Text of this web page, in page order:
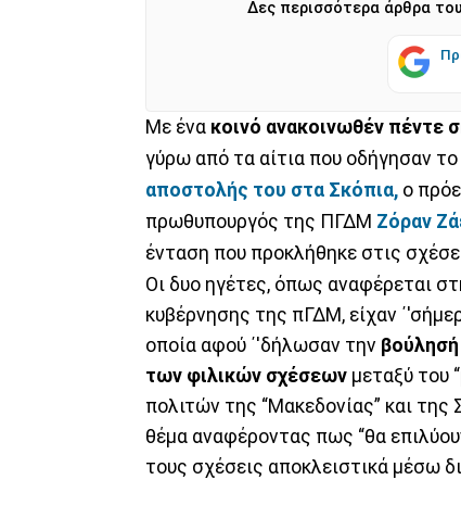
Δες περισσότερα άρθρα
Με ένα κοινό ανακοινωθέν πέντε
γύρω από τα αίτια που οδήγησαν το
αποστολής του στα Σκόπια, ο
πρωθυπουργός της ΠΓΔΜ Ζόραν
ένταση που προκλήθηκε στις
Οι δυο ηγέτες, όπως αναφέρεται
κυβέρνησης της πΓΔΜ, είχαν
οποία αφού ΄'δήλωσαν την βούλησή
των φιλικών σχέσεων μεταξύ του
πολιτών της “Μακεδονίας” και
θέμα αναφέροντας πως “θα
τους σχέσεις αποκλειστικά μέσω